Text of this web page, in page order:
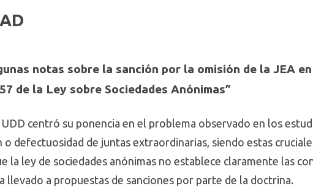
notas sobre la sanción por la omisión de la JEA
de la Ley sobre Sociedades Anónimas”
centró su ponencia en el problema observado en los
o defectuosidad de juntas extraordinarias, siendo estas
la ley de sociedades anónimas no establece claramente las
llevado a propuestas de sanciones por parte de la doctrina.